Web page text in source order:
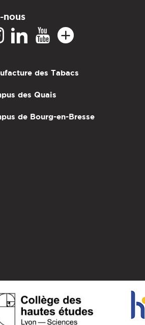
nous
des Tabacs
des Quais
de Bourg-en-Bresse